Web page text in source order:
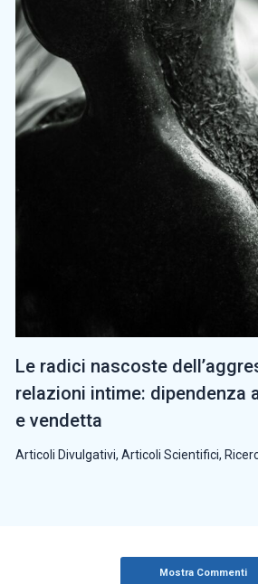
Le radici nascoste
relazioni intime: dipendenza
e vendetta
Articoli Divulgativi, Articoli Scientifici,
Mostra Commenti